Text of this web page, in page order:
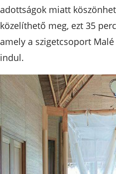
adottságok miatt
közelíthető meg, ezt 35
amely a szigetcsoport
indul.